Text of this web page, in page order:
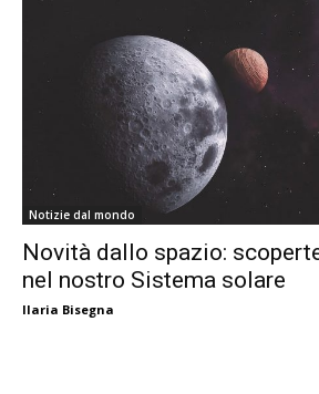
Notizie dal mondo
Novità dallo spazio:
nel nostro Sistema solare
Ilaria Bisegna